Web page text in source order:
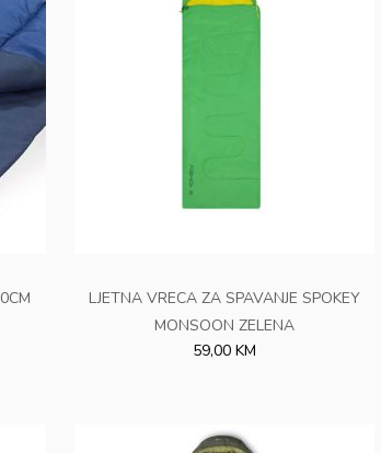
LJETNA VRECA ZA SPAVANJE SPOKEY
MONSOON ZELENA
59,00 KM